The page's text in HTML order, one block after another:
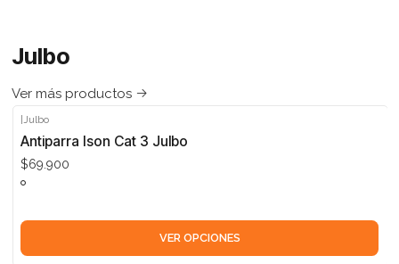
Julbo
Ver más productos
|Julbo
Antiparra Ison Cat 3 Julbo
$69.900
VER OPCIONES